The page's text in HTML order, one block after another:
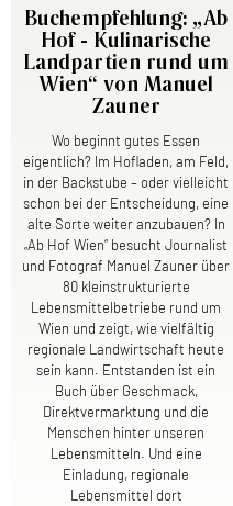
Buchempfehlung: „Ab
Hof - Kulinarische
Landpartien rund um
Wien“ von Manuel
Zauner
Wo beginnt gutes Essen
eigentlich? Im Hofladen, am Feld,
in der Backstube – oder vielleicht
schon bei der Entscheidung, eine
alte Sorte weiter anzubauen? In
„Ab Hof Wien“ besucht Journalist
und Fotograf Manuel Zauner über
80 kleinstrukturierte
Lebensmittelbetriebe rund um
Wien und zeigt, wie vielfältig
regionale Landwirtschaft heute
sein kann. Entstanden ist ein
Buch über Geschmack,
Direktvermarktung und die
Menschen hinter unseren
Lebensmitteln. Und eine
Einladung, regionale
Lebensmittel dort